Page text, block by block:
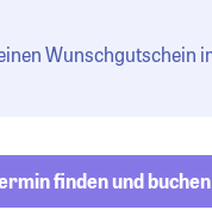
Wunschgutschein
finden und buchen